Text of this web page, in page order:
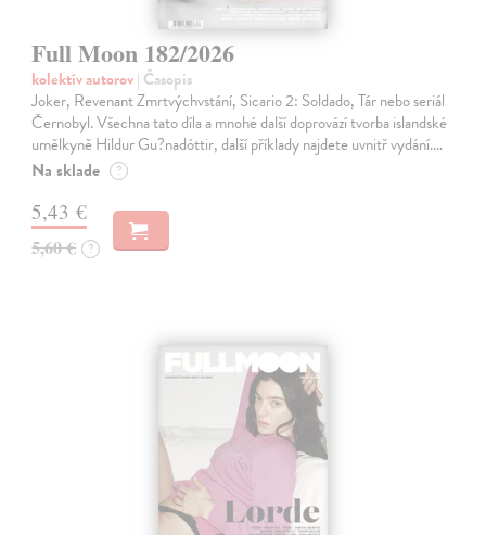
Full Moon 182/2026
kolektív autorov| Časopis
Joker, Revenant Zmrtvýchvstání, Sicario 2: Soldado, Tár nebo seriál
Černobyl. Všechna tato díla a mnohé další doprovází tvorba islandské
umělkyně Hildur Gu?nadóttir, další příklady najdete uvnitř vydání.…
Na sklade ?
5,43 €
5,60 € ?